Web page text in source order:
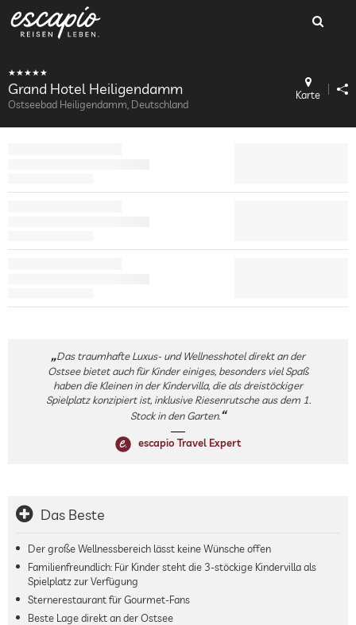
Grand Hotel Heiligendamm
Ostseebad Heiligendamm, Deutschland
Karte
Das traumhafte Luxus- und Wellnesshotel direkt an der
Ostsee bietet auch für Kinder einiges, besonders viel Spaß
haben die Kleinen in der Kindervilla, die als dreistöckiger
Spielplatz konzipiert ist, inklusive Riesenrutsche aus dem 1.
Stock in den Garten.
escapio Travel Expert
Das Beste
Der große Wellnessbereich lässt keine Wünsche offen
Familienfreundlich: Für Kinder steht die 3-stöckige Kindervilla als
Spielplatz zur Verfügung
Sternerestaurant für Gourmet-Fans
Beste Lage direkt an der Ostsee